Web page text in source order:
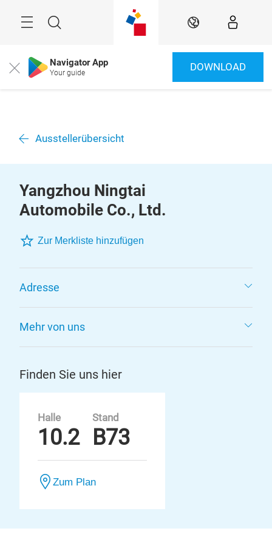
Suche DE
Close Navigator App
Your guide DOWNLOAD
Ausstellerübersicht
Yangzhou Ningtai
Automobile Co., Ltd.
Zur Merkliste hinzufügen
Adresse
Mehr von uns
Finden Sie uns hier
Halle
10.2
Stand
B73
Zum Plan